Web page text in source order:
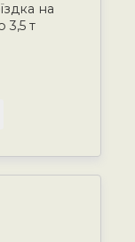
на
3,5 т